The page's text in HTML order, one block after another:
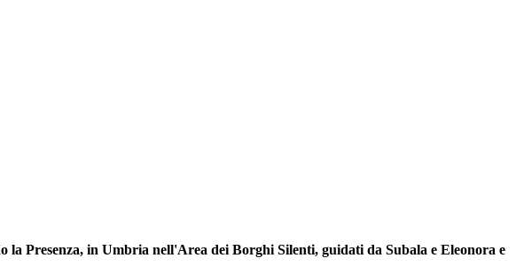
Presenza, in Umbria nell'Area dei Borghi Silenti, guidati da Subala e Eleonora e